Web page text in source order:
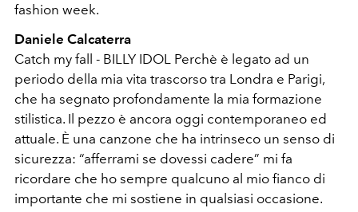
fashion week.
Daniele Calcaterra
Catch my fall - BILLY IDOL Perchè è legato ad un
periodo della mia vita trascorso tra Londra e Parigi,
che ha segnato profondamente la mia formazione
stilistica. Il pezzo è ancora oggi contemporaneo ed
attuale. È una canzone che ha intrinseco un senso di
sicurezza: “afferrami se dovessi cadere” mi fa
ricordare che ho sempre qualcuno al mio fianco di
importante che mi sostiene in qualsiasi occasione.